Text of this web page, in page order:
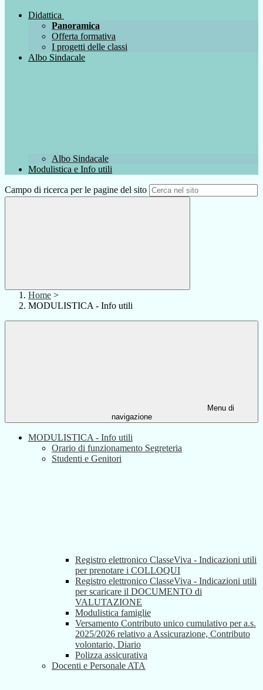
Didattica
Panoramica
Offerta formativa
I progetti delle classi
Albo Sindacale
Albo Sindacale
Modulistica e Info utili
Campo di ricerca per le pagine del sito
Home >
MODULISTICA - Info utili
Menu di
navigazione
MODULISTICA - Info utili
Orario di funzionamento Segreteria
Studenti e Genitori
Registro elettronico ClasseViva - Indicazioni utili
per prenotare i COLLOQUI
Registro elettronico ClasseViva - Indicazioni utili
per scaricare il DOCUMENTO di
VALUTAZIONE
Modulistica famiglie
Versamento Contributo unico cumulativo per a.s.
2025/2026 relativo a Assicurazione, Contributo
volontario, Diario
Polizza assicurativa
Docenti e Personale ATA